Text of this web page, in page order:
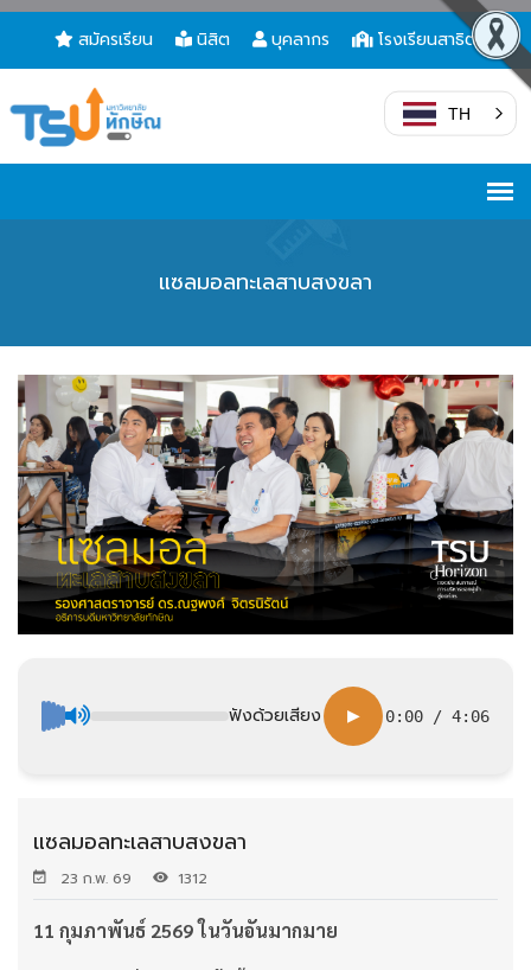
สมัครเรียน นิสิต บุคลากร โรงเรียนสาธิต
TH
แซลมอลทะเลสาบสงขลา
ฟังด้วยเสียง ▶ 0:00 / 4:06
แซลมอลทะเลสาบสงขลา
23 ก.พ. 69 1312
11 กุมภาพันธ์ 2569 ในวันอันมากมาย